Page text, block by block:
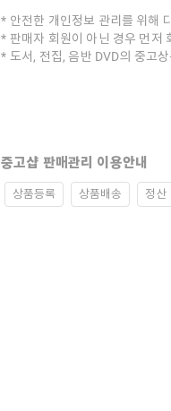
안전한 개인정보 관리를 위해
판매자 회원이 아닌 경우 먼저
도서, 전집, 음반 DVD의 중고
중고샵 판매관리 이용안내
상품등록 상품배송 정산